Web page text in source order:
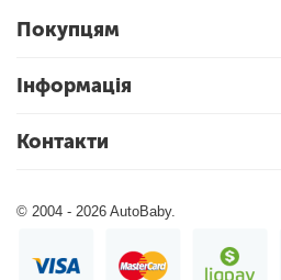
Покупцям
Інформація
Контакти
© 2004 - 2026 AutoBaby.